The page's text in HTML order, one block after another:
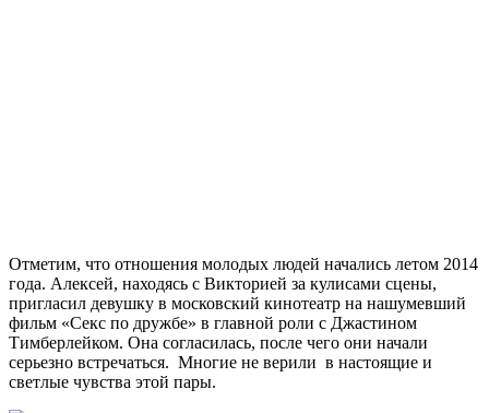
Отметим, что отношения молодых людей начались летом 2014
года. Алексей, находясь с Викторией за кулисами сцены,
пригласил девушку в московский кинотеатр на нашумевший
фильм «Секс по дружбе» в главной роли с Джастином
Тимберлейком. Она согласилась, после чего они начали
серьезно встречаться. Многие не верили в настоящие и
светлые чувства этой пары.